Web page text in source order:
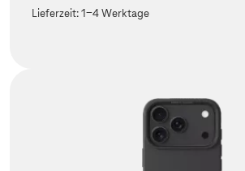
Lieferzeit:1-4 Werktage